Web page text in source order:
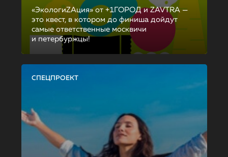
«ЭкологиZAция» от +1ГОРОД и ZAVTRA —
это квест, в котором до финиша дойдут
самые ответственные москвичи
и петербуржцы!
СПЕЦПРОЕКТ